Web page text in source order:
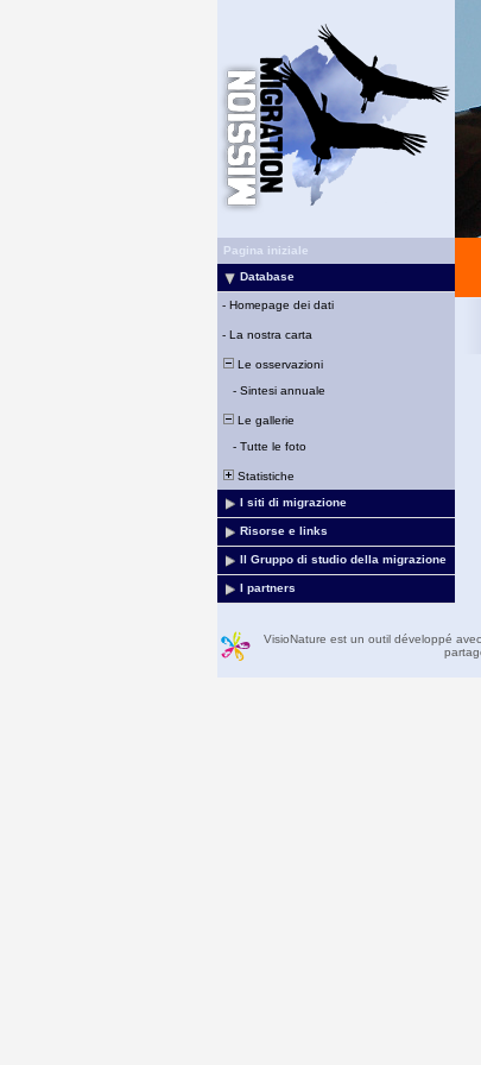
Pagina iniziale
Database
- Homepage dei dati
- La nostra carta
Le osservazioni
- Sintesi annuale
Le gallerie
- Tutte le foto
Statistiche
I siti di migrazione
Risorse e links
Il Gruppo di studio della migrazione
I partners
VisioNature est un outil développé